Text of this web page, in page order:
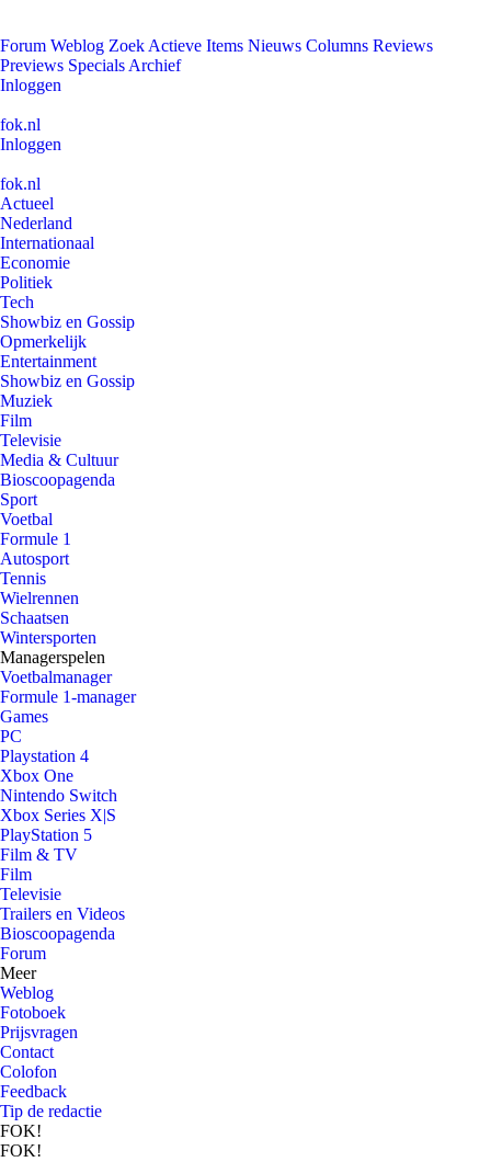
Forum Weblog Zoek Actieve Items Nieuws Columns Reviews
Previews Specials Archief
Inloggen
fok.nl
Inloggen
fok.nl
Actueel
Nederland
Internationaal
Economie
Politiek
Tech
Showbiz en Gossip
Opmerkelijk
Entertainment
Showbiz en Gossip
Muziek
Film
Televisie
Media & Cultuur
Bioscoopagenda
Sport
Voetbal
Formule 1
Autosport
Tennis
Wielrennen
Schaatsen
Wintersporten
Managerspelen
Voetbalmanager
Formule 1-manager
Games
PC
Playstation 4
Xbox One
Nintendo Switch
Xbox Series X|S
PlayStation 5
Film & TV
Film
Televisie
Trailers en Videos
Bioscoopagenda
Forum
Meer
Weblog
Fotoboek
Prijsvragen
Contact
Colofon
Feedback
Tip de redactie
FOK!
FOK!